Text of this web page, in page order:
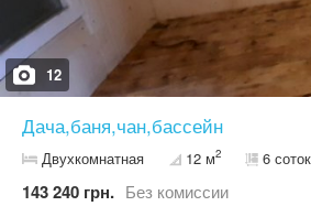
12
Дача,баня,чан,бассейн
Двухкомнатная 12 м2 6 соток
143 240 грн. Без комиссии